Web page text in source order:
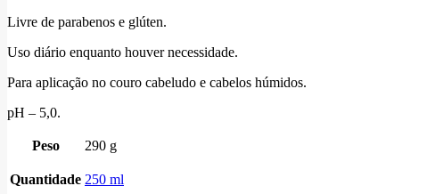
Livre de parabenos e glúten.
Uso diário enquanto houver necessidade.
Para aplicação no couro cabeludo e cabelos húmidos.
pH – 5,0.
Peso 290 g
Quantidade 250 ml